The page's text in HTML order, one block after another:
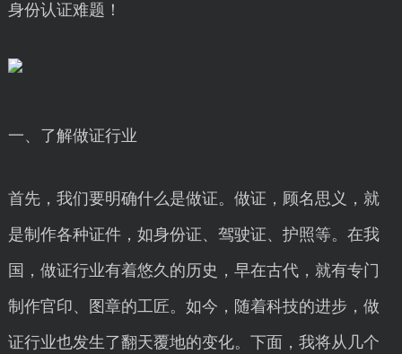
身份认证难题！
一、了解做证行业
首先，我们要明确什么是做证。做证，顾名思义，就
是制作各种证件，如身份证、驾驶证、护照等。在我
国，做证行业有着悠久的历史，早在古代，就有专门
制作官印、图章的工匠。如今，随着科技的进步，做
证行业也发生了翻天覆地的变化。下面，我将从几个